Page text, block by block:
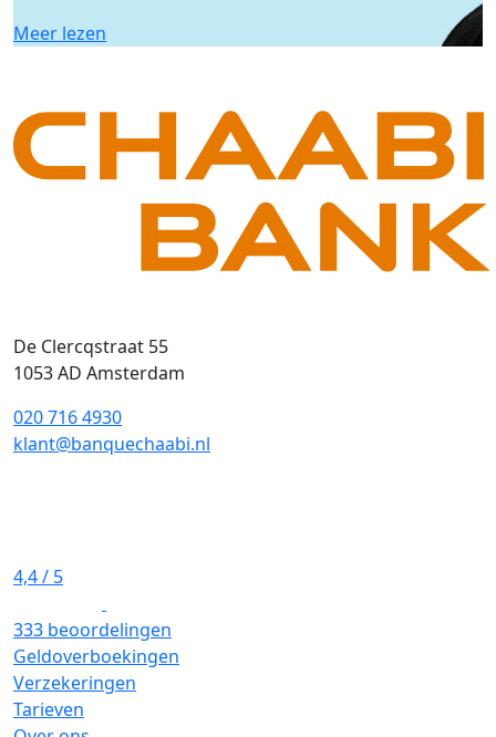
Meer lezen
De Clercqstraat 55
1053 AD Amsterdam
020 716 4930
klant@banquechaabi.nl
4,4/ 5
333 beoordelingen
Geldoverboekingen
Verzekeringen
Tarieven